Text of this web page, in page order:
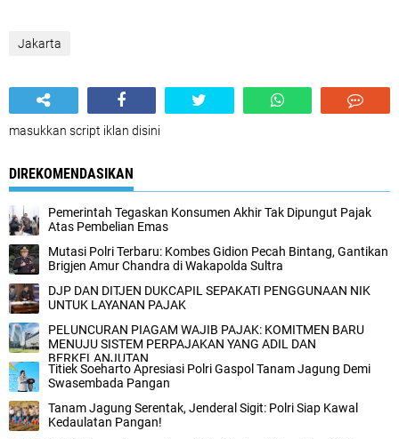
Jakarta
masukkan script iklan disini
DIREKOMENDASIKAN
Pemerintah Tegaskan Konsumen Akhir Tak Dipungut Pajak
Atas Pembelian Emas
Mutasi Polri Terbaru: Kombes Gidion Pecah Bintang, Gantikan
Brigjen Amur Chandra di Wakapolda Sultra
DJP DAN DITJEN DUKCAPIL SEPAKATI PENGGUNAAN NIK
UNTUK LAYANAN PAJAK
PELUNCURAN PIAGAM WAJIB PAJAK: KOMITMEN BARU
MENUJU SISTEM PERPAJAKAN YANG ADIL DAN
BERKELANJUTAN
Titiek Soeharto Apresiasi Polri Gaspol Tanam Jagung Demi
Swasembada Pangan
Tanam Jagung Serentak, Jenderal Sigit: Polri Siap Kawal
Kedaulatan Pangan!